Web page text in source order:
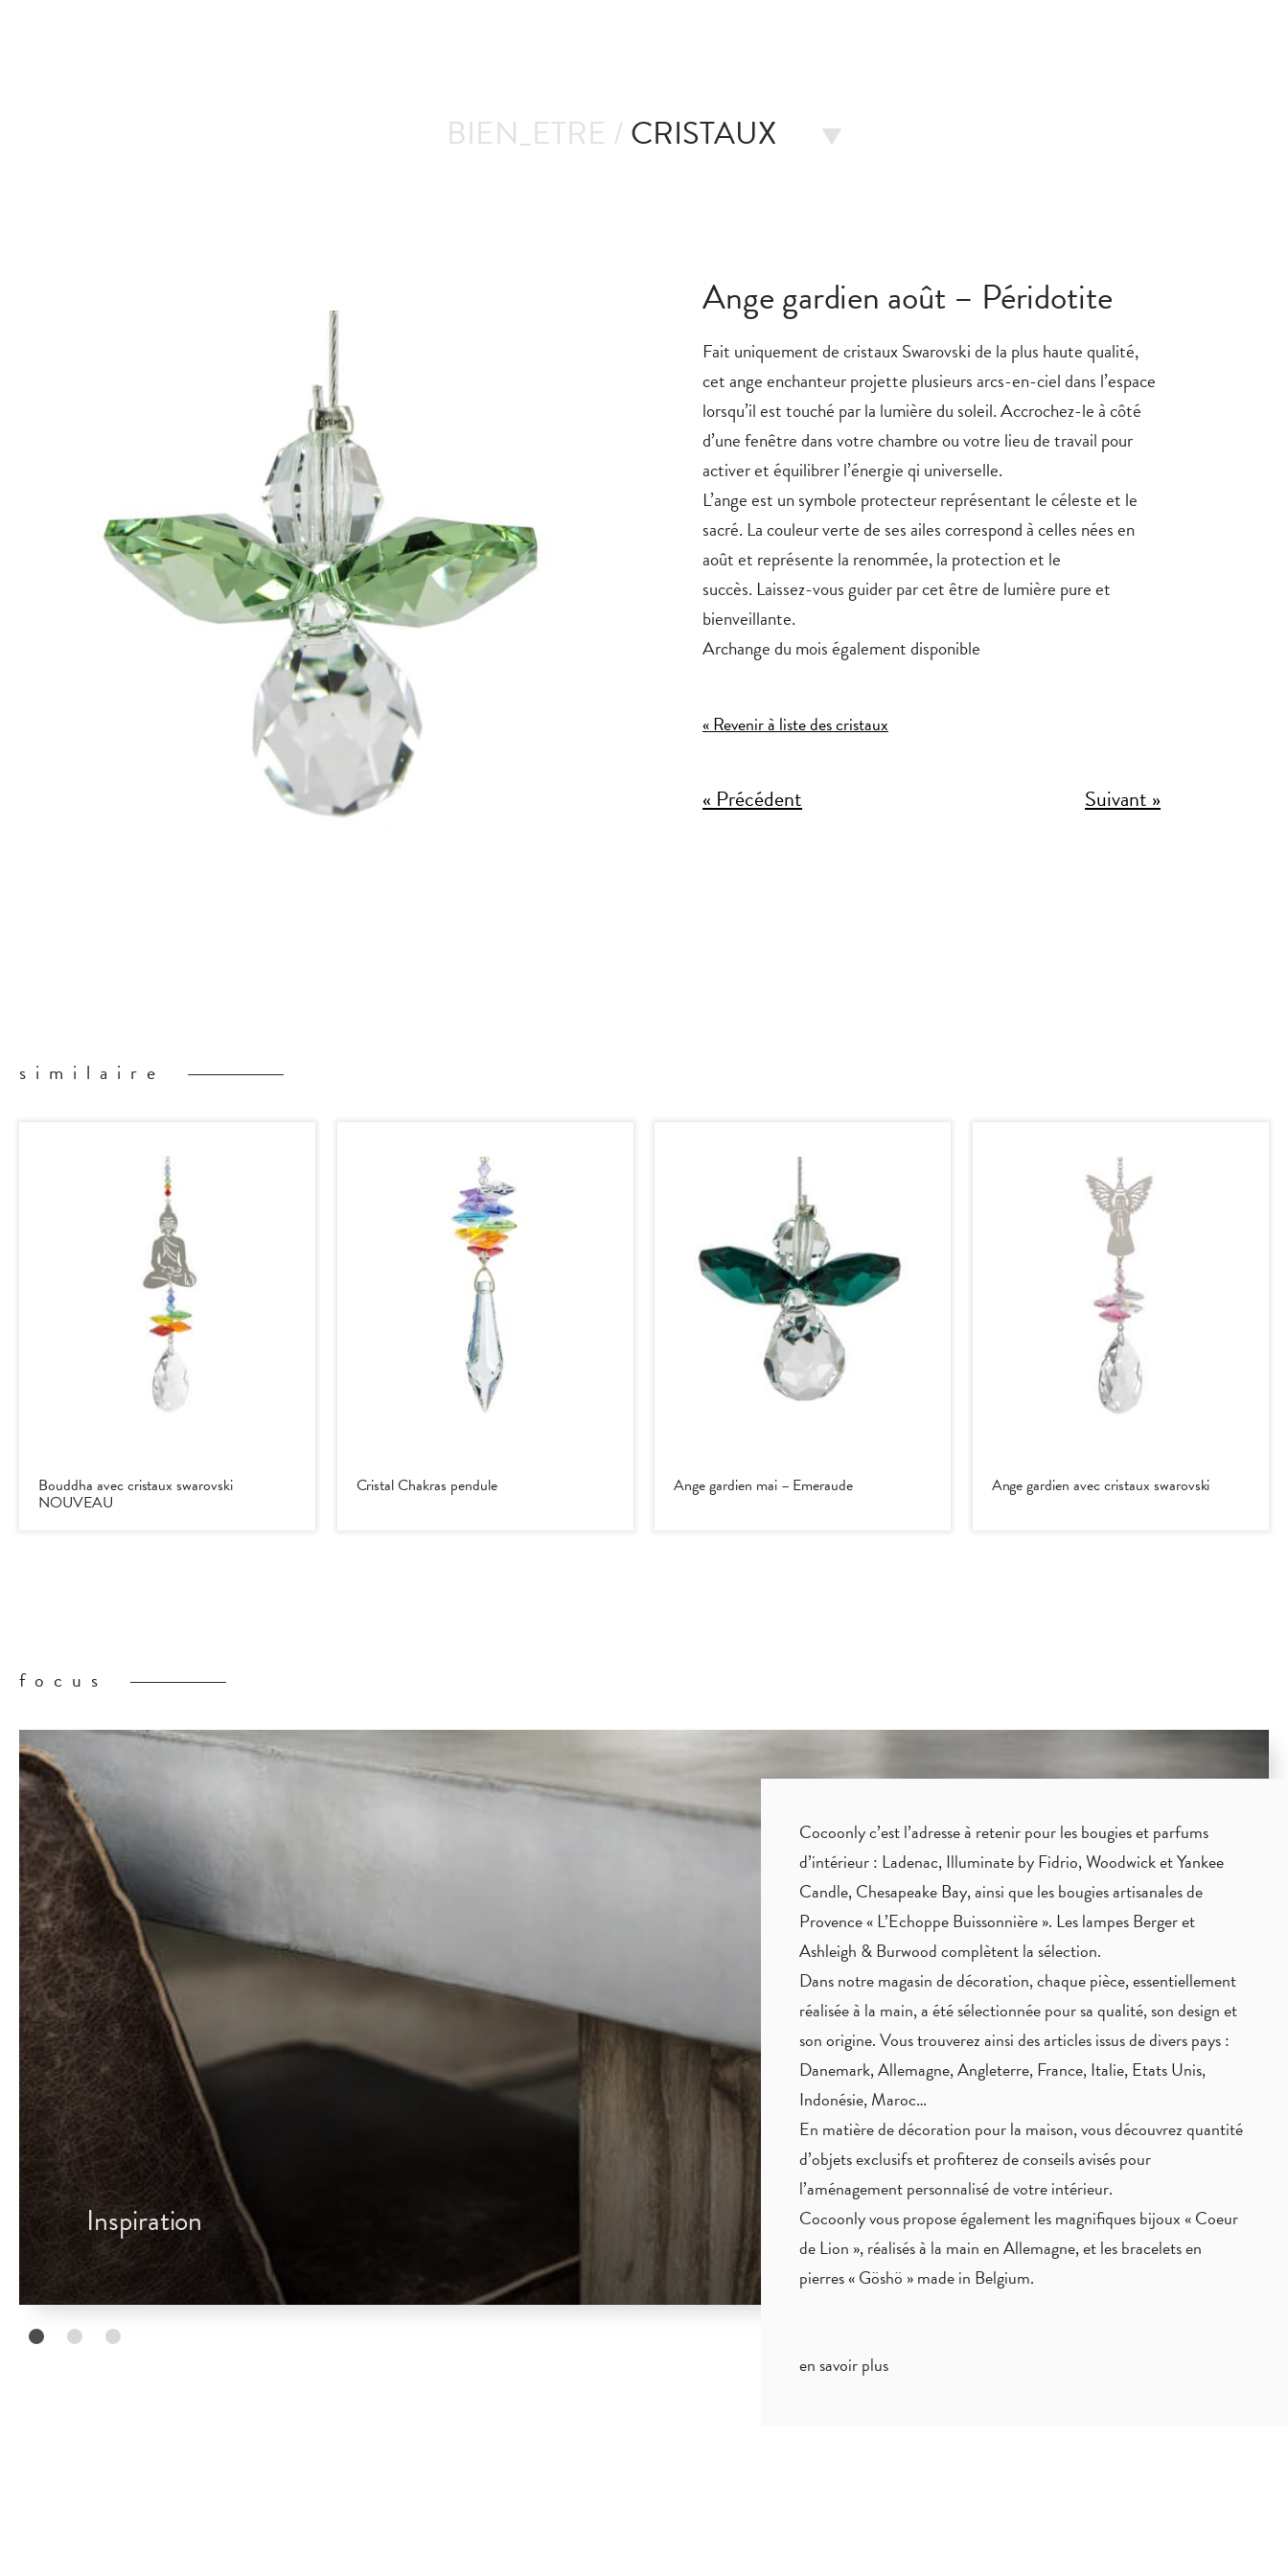
BIEN_ETRE / CRISTAUX
Ange gardien août – Péridotite
Fait uniquement de cristaux Swarovski de la plus haute qualité,
cet ange enchanteur projette plusieurs arcs-en-ciel dans l’espace
lorsqu’il est touché par la lumière du soleil. Accrochez-le à côté
d’une fenêtre dans votre chambre ou votre lieu de travail pour
activer et équilibrer l’énergie qi universelle.
L’ange est un symbole protecteur représentant le céleste et le
sacré. La couleur verte de ses ailes correspond à celles nées en
août et représente la renommée, la protection et le
succès. Laissez-vous guider par cet être de lumière pure et
bienveillante.
Archange du mois également disponible
« Revenir à liste des cristaux
« Précédent Suivant »
similaire
Bouddha avec cristaux swarovski
NOUVEAU
Cristal Chakras pendule Ange gardien mai – Emeraude Ange gardien avec cristaux swarovski
focus
Inspiration
Cocoonly c’est l’adresse à retenir pour les bougies et parfums
d’intérieur : Ladenac, Illuminate by Fidrio, Woodwick et Yankee
Candle, Chesapeake Bay, ainsi que les bougies artisanales de
Provence « L’Echoppe Buissonnière ». Les lampes Berger et
Ashleigh & Burwood complètent la sélection.
Dans notre magasin de décoration, chaque pièce,essentiellement
réalisée à la main, a été sélectionnée pour sa qualité, son design et
son origine. Vous trouverez ainsi des articles issus de divers pays :
Danemark, Allemagne, Angleterre, France, Italie, Etats Unis,
Indonésie, Maroc…
En matière de décoration pour la maison, vous découvrez quantité
d’objets exclusifset profiterez deconseils aviséspour
l’aménagement personnalisé de votre intérieur.
Cocoonly vous propose également les magnifiques bijoux « Coeur
de Lion », réalisés à la main en Allemagne, et les bracelets en
pierres « Göshö » made in Belgium.
en savoir plus